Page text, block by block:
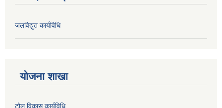
जलविद्युत कार्यविधि
योजना शाखा
टोल विकास कार्यविधि